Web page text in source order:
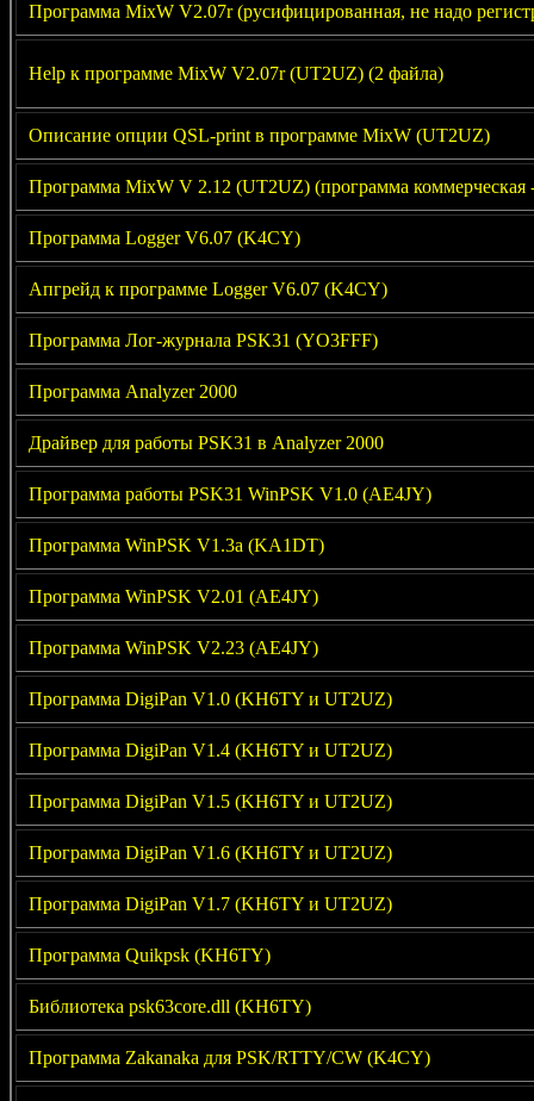
Программа MixW V2.07r (русифицированная, не надо
Help к программе MixW V2.07r (UT2UZ) (2 файла)
Описание опции QSL-print в программе MixW (UT2UZ)
Программа MixW V 2.12 (UT2UZ) (программа коммерческая
Программа Logger V6.07 (K4CY)
Апгрейд к программе Logger V6.07 (K4CY)
Программа Лог-журнала PSK31 (YO3FFF)
Программа Analyzer 2000
Драйвер для работы PSK31 в Analyzer 2000
Программа работы PSK31 WinPSK V1.0 (AE4JY)
Программа WinPSK V1.3a (KA1DT)
Программа WinPSK V2.01 (AE4JY)
Программа WinPSK V2.23 (AE4JY)
Программа DigiPan V1.0 (KH6TY и UT2UZ)
Программа DigiPan V1.4 (KH6TY и UT2UZ)
Программа DigiPan V1.5 (KH6TY и UT2UZ)
Программа DigiPan V1.6 (KH6TY и UT2UZ)
Программа DigiPan V1.7 (KH6TY и UT2UZ)
Программа Quikpsk (KH6TY)
Библиотека psk63core.dll (KH6TY)
Программа Zakanaka для PSK/RTTY/CW (K4CY)